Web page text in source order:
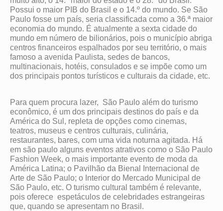
Possui o maior PIB do Brasil e o 14.º do mundo. Se São
Paulo fosse um país, seria classificada como a 36.ª maior
economia do mundo. É atualmente a sexta cidade do
mundo em número de bilionários, pois o município abriga
centros financeiros espalhados por seu território, o mais
famoso a avenida Paulista, sedes de bancos,
multinacionais, hotéis, consulados e se impõe como um
dos principais pontos turísticos e culturais da cidade, etc.
Para quem procura lazer, São Paulo além do turismo
econômico, é um dos principais destinos do país e da
América do Sul, repleta de opções como cinemas,
teatros, museus e centros culturais, culinária,
restaurantes, bares, com uma vida noturna agitada. Há
em são paulo alguns eventos atrativos como o São Paulo
Fashion Week, o mais importante evento de moda da
América Latina; o Pavilhão da Bienal Internacional de
Arte de São Paulo; o Interior do Mercado Municipal de
São Paulo, etc. O turismo cultural também é relevante,
pois oferece espetáculos de celebridades estrangeiras
que, quando se apresentam no Brasil.